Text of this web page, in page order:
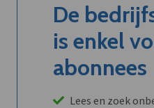
De
is enkel
abonnees
Lees en zoek